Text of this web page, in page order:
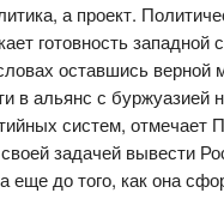
а проект.
готовность западной
оставшись верной
в альянс с буржуазией
систем, отмечает
задачей вывести
еще до того, как она